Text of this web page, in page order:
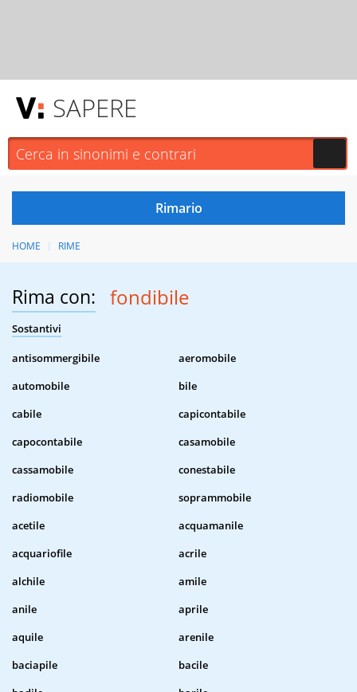
SAPERE
HOME RIME
Rima con: fondibile
Sostantivi
antisommergibile
aeromobile
automobile
bile
cabile
capicontabile
capocontabile
casamobile
cassamobile
conestabile
radiomobile
soprammobile
acetile
acquamanile
acquariofile
acrile
alchile
amile
anile
aprile
aquile
arenile
baciapile
bacile